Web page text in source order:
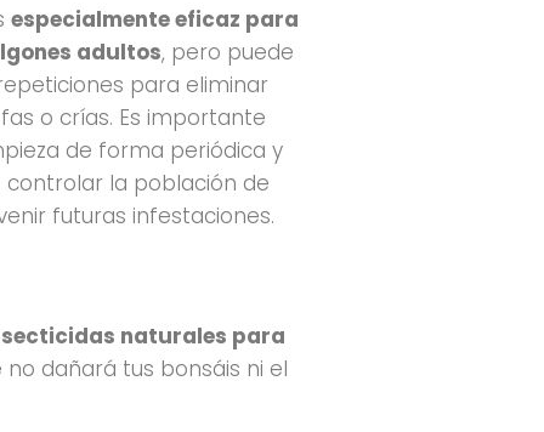
especialmente eficaz para
adultos, pero puede
para eliminar
o crías. Es importante
de forma periódica y
controlar la población de
futuras infestaciones.
naturales para
dañará tus bonsáis ni el